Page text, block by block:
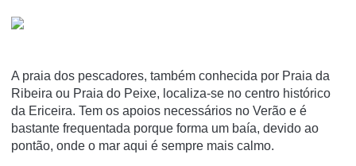
A praia dos pescadores, também conhecida por Praia da
Ribeira ou Praia do Peixe, localiza-se no centro histórico
da Ericeira. Tem os apoios necessários no Verão e é
bastante frequentada porque forma um baía, devido ao
pontão, onde o mar aqui é sempre mais calmo.